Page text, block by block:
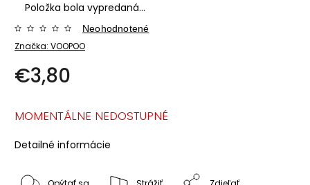
Položka bola vypredaná…
Značka: VOOPOO
Neohodnotené
€3,80
MOMENTÁLNE NEDOSTUPNÉ
Detailné informácie